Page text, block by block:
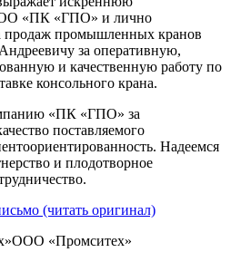
«ПК «ГПО» и лично
продаж промышленных кранов
за оперативную,
и качественную работу по
консольного крана.
«ПК «ГПО» за
поставляемого
Надеемся
и плодотворное
(читать оригинал)
ООО «Промситех»